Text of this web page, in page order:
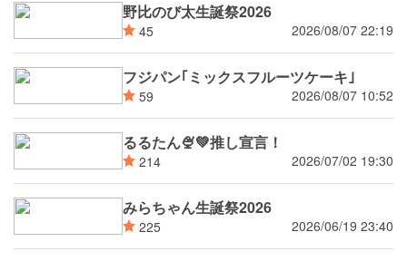
野比のび太生誕祭2026
45 2026/08/07 22:19
フジパン｢ミックスフルーツケーキ｣
59 2026/08/07 10:52
るるたん🍨‪💚推し宣言！
214 2026/07/02 19:30
みらちゃん生誕祭2026
225 2026/06/19 23:40